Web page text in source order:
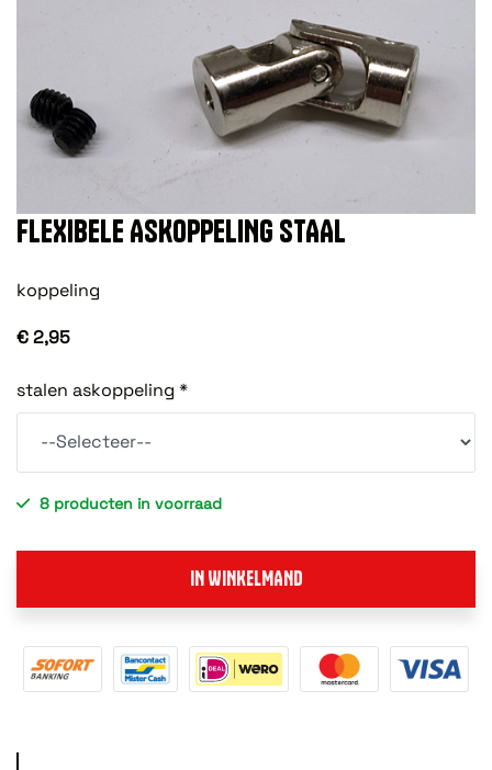
FLEXIBELE ASKOPPELING STAAL
koppeling
€ 2,95
stalen askoppeling *
8 producten in voorraad
IN WINKELMAND